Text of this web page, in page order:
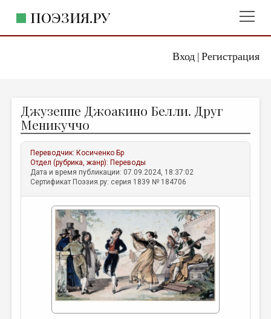
Вход| Регистрация
ПОЭЗИЯ.РУ
ЖАНРЫ
АВТОРЫ
КОММЕНТАРИИ
ЛИТСАЛОН
ПРАВИЛА САЙТА
ОТДЕЛЫ И РУБРИКИ
ИЗБРАННОЕ
ДАЙДЖЕСТ
ПРОИЗВЕДЕНИЯ
Джузеппе Джоакино Белли. Друг
Меникуччо
Переводчик: Косиченко Бр
Отдел (рубрика, жанр): Переводы
Дата и время публикации: 07.09.2024, 18:37:02
Сертификат Поэзия.ру: серия 1839 № 184706